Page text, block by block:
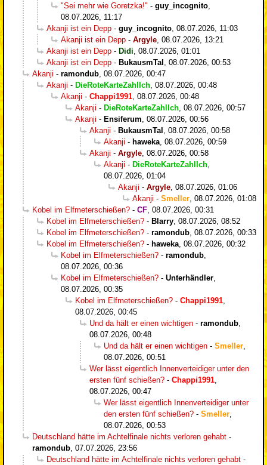
"Sei mehr wie Goretzka!" - guy_incognito
08.07.2026, 11:17
Akanji ist ein Depp - guy_incognito 08.07.2026, 11:03
Akanji ist ein Depp - Argyle 08.07.2026, 13:21
Akanji ist ein Depp - Didi 08.07.2026, 01:01
Akanji ist ein Depp - BukausmTal
08.07.2026, 00:53
Akanji - ramondub 08.07.2026, 00:47
Akanji - DieRoteKarteZahlIch 08.07.2026, 00:48
Akanji - Chappi1991 08.07.2026, 00:48
Akanji - DieRoteKarteZahlIch 08.07.2026, 00:57
Akanji - Ensiferum 08.07.2026, 00:56
Akanji - BukausmTal
08.07.2026, 00:58
Akanji - haweka 08.07.2026, 00:59
Akanji - Argyle 08.07.2026, 00:58
Akanji - DieRoteKarteZahlIch
08.07.2026, 01:04
Akanji - Argyle 08.07.2026, 01:06
Akanji - Smeller 08.07.2026, 01:08
Kobel im Elfmeterschießen? - CF 08.07.2026, 00:31
Kobel im Elfmeterschießen? - Blarry 08.07.2026, 08:52
Kobel im Elfmeterschießen? - ramondub 08.07.2026, 00:33
Kobel im Elfmeterschießen? - haweka 08.07.2026, 00:32
Kobel im Elfmeterschießen? - ramondub
08.07.2026, 00:36
Kobel im Elfmeterschießen? - Unterhändler
08.07.2026, 00:35
Kobel im Elfmeterschießen? - Chappi1991
08.07.2026, 00:45
Und da hält er einen wichtigen - ramondub
08.07.2026, 00:48
Und da hält er einen wichtigen - Smeller
08.07.2026, 00:51
Wer lässt eigentlich Innenverteidiger unter den
ersten fünf schießen? - Chappi1991
08.07.2026, 00:47
Wer lässt eigentlich Innenverteidiger unter
den ersten fünf schießen? - Smeller
08.07.2026, 00:53
Deutschland hätte im Achtelfinale nichts verloren gehabt -
ramondub 07.07.2026, 23:56
Deutschland hätte im Achtelfinale nichts verloren gehabt -